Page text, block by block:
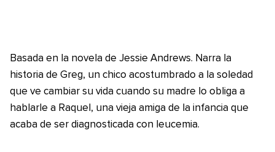
Basada en la novela de Jessie Andrews. Narra la
historia de Greg, un chico acostumbrado a la soledad
que ve cambiar su vida cuando su madre lo obliga a
hablarle a Raquel, una vieja amiga de la infancia que
acaba de ser diagnosticada con leucemia.